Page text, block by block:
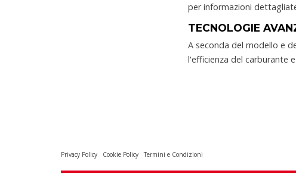
per informazioni
TECNOLOGIE
A seconda del modello e
l'efficienza del carburante
Privacy Policy Cookie Policy Termini e Condizioni